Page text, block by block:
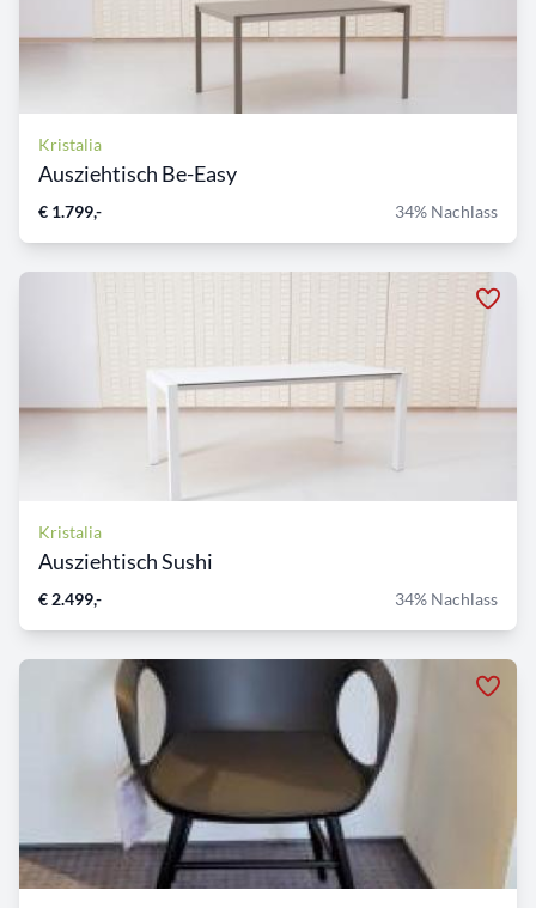
Kristalia
Ausziehtisch Be-Easy
€ 1.799,- 34% Nachlass
Kristalia
Ausziehtisch Sushi
€ 2.499,- 34% Nachlass